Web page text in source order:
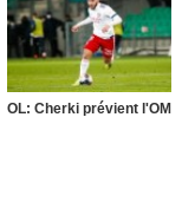
OL: Cherki prévient l'OM